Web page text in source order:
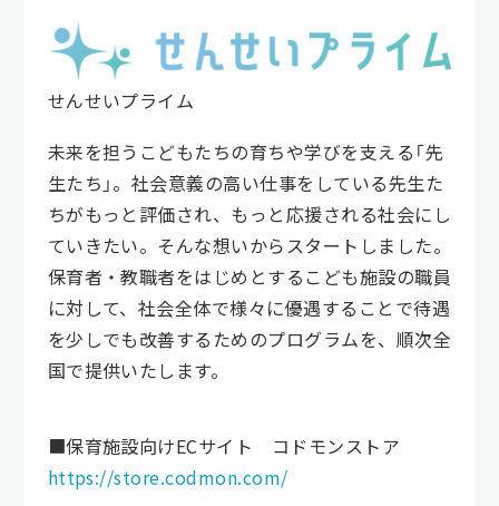
せんせいプライム
未来を担うこどもたちの育ちや学びを支える「先
生たち」。社会意義の高い仕事をしている先生た
ちがもっと評価され、もっと応援される社会にし
ていきたい。そんな想いからスタートしました。
保育者・教職者をはじめとするこども施設の職員
に対して、社会全体で様々に優遇することで待遇
を少しでも改善するためのプログラムを、順次全
国で提供いたします。
■保育施設向けECサイト コドモンストア
https://store.codmon.com/